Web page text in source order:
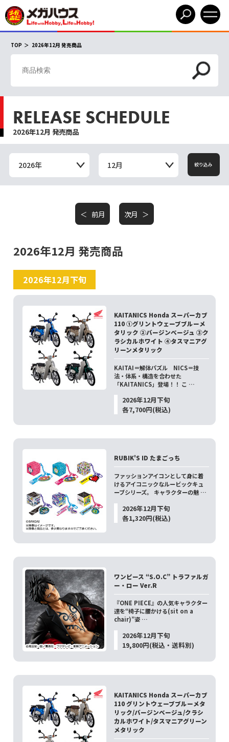
TOP 2026年12月 発売商品
RELEASE SCHEDULE
2026年12月 発売商品
2026年 12月 絞り込み
前月 次月
2026年12月 発売商品
2026年12月下旬
KAITANICS Honda スーパーカブ
110 ①グリントウェーブブルーメ
タリック ②バージンベージュ ③ク
ラシカルホワイト ④タスマニアグ
リーンメタリック
KAITAI＝解体パズル NICS＝技
法・体系・構造を合わせた
「KAITANICS」登場！！ こ …
2026年12月下旬
各7,700円(税込)
RUBIK'S ID たまごっち
ファッションアイコンとして身に着
けるアイコニックなルービックキュ
ーブシリーズ。 キャラクターの魅 …
2026年12月下旬
各1,320円(税込)
ワンピース “S.O.C” トラファルガ
ー・ロー Ver.R
『ONE PIECE』の人気キャラクター
達を“椅子に腰かける(sit on a
chair)”姿 …
2026年12月下旬
19,800円(税込・送料別)
KAITANICS Honda スーパーカブ
110 グリントウェーブブルーメタ
リック/バージンベージュ/クラシ
カルホワイト/タスマニアグリーン
メタリック